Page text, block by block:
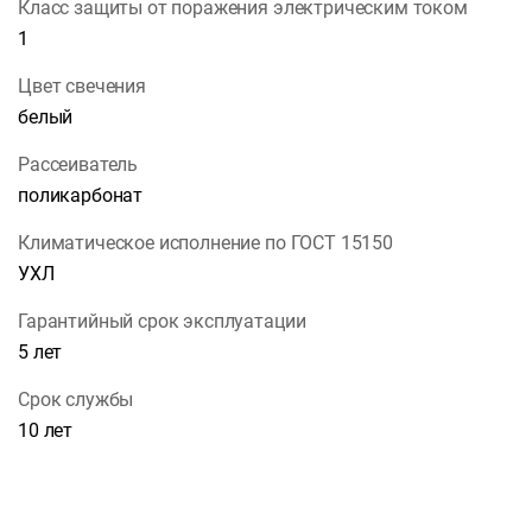
Класс защиты от поражения электрическим током
1
Цвет свечения
белый
Рассеиватель
поликарбонат
Климатическое исполнение по ГОСТ 15150
УХЛ
Гарантийный срок эксплуатации
5 лет
Срок службы
10 лет